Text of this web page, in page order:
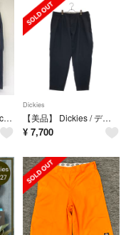
古着 ディッキーズ Dickies パンツ チノパン ワンポイントロゴ ハーフ ショート ワーク w40 ブラック系 メンズ
Dickies
【美品】 Dickies / ディッキーズ | 2025AW | × GORO NAKATSUGAWA / 5601 Two Pleated Pants 2プリーツ テーパードパンツ | XL | ブラック | メンズ
¥ 7,700